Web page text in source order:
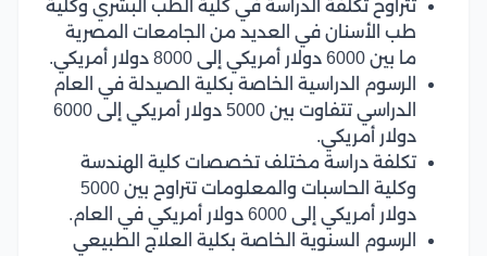
تتراوح تكلفة الدراسة في كلية الطب البشري وكلية
طب الأسنان في العديد من الجامعات المصرية
ما بين 6000 دولار أمريكي إلى 8000 دولار أمريكي.
الرسوم الدراسية الخاصة بكلية الصيدلة في العام
الدراسي تتفاوت بين 5000 دولار أمريكي إلى 6000
دولار أمريكي.
تكلفة دراسة مختلف تخصصات كلية الهندسة
وكلية الحاسبات والمعلومات تتراوح بين 5000
دولار أمريكي إلى 6000 دولار أمريكي في العام.
الرسوم السنوية الخاصة بكلية العلاج الطبيعي